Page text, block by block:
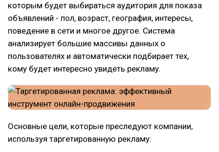
которым будет выбираться аудитория для показа
объявлений - пол, возраст, география, интересы,
поведение в сети и многое другое. Система
анализирует большие массивы данных о
пользователях и автоматически подбирает тех,
кому будет интересно увидеть рекламу.
Основные цели, которые преследуют компании,
используя таргетированную рекламу: